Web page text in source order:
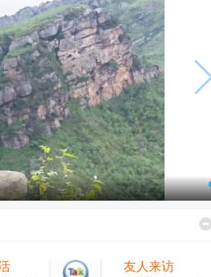
友人来访